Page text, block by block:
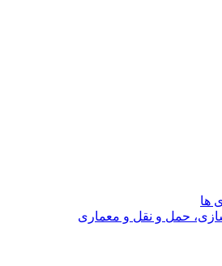
ها
حمل و نقل و معماری